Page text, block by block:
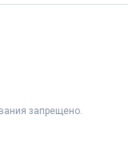
запрещено.